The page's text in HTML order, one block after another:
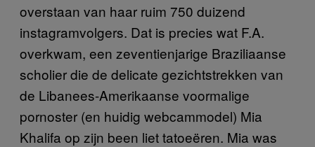
overstaan van haar ruim 750 duizend
instagramvolgers. Dat is precies wat F.A.
overkwam, een zeventienjarige Braziliaanse
scholier die de delicate gezichtstrekken van
de Libanees-Amerikaanse voormalige
pornoster (en huidig webcammodel) Mia
Khalifa op zijn been liet tatoeëren. Mia was